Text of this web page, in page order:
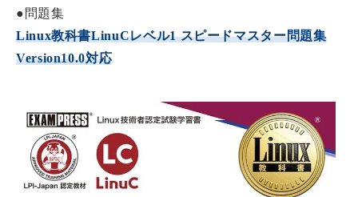
●問題集
Linux教科書LinuCレベル1 スピードマスター問題集
Version10.0対応